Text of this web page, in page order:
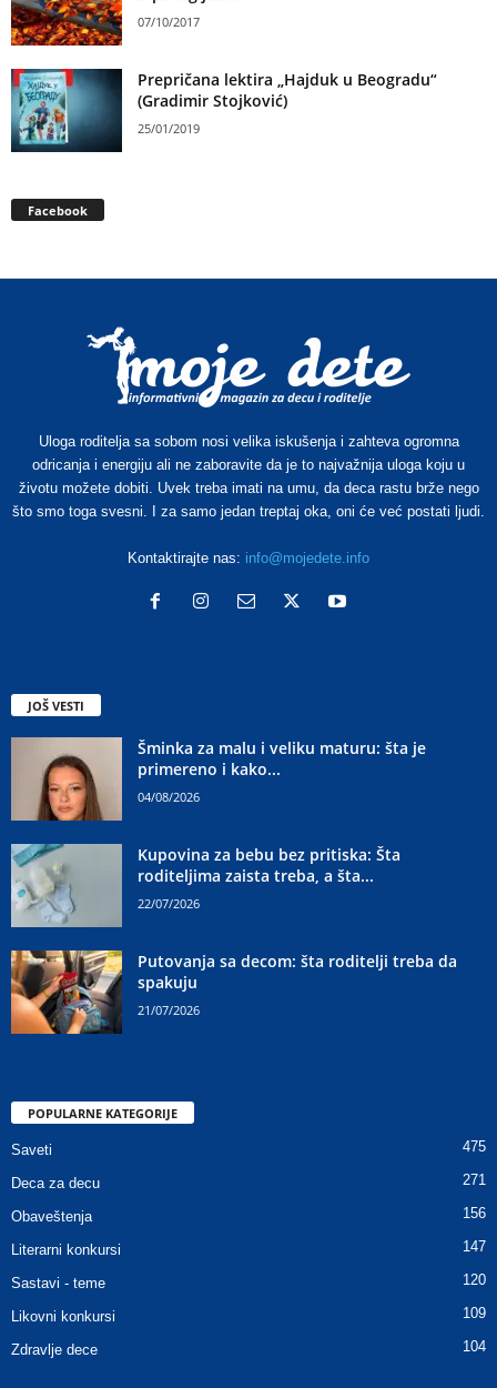
07/10/2017
Prepričana lektira „Hajduk u Beogradu“
(Gradimir Stojković)
25/01/2019
Facebook
Uloga roditelja sa sobom nosi velika iskušenja i zahteva ogromna
odricanja i energiju ali ne zaboravite da je to najvažnija uloga koju u
životu možete dobiti. Uvek treba imati na umu, da deca rastu brže nego
što smo toga svesni. I za samo jedan treptaj oka, oni će već postati ljudi.
Kontaktirajte nas: info@mojedete.info
JOŠ VESTI
Šminka za malu i veliku maturu: šta je
primereno i kako...
04/08/2026
Kupovina za bebu bez pritiska: Šta
roditeljima zaista treba, a šta...
22/07/2026
Putovanja sa decom: šta roditelji treba da
spakuju
21/07/2026
POPULARNE KATEGORIJE
Saveti 475
Deca za decu 271
Obaveštenja 156
Literarni konkursi 147
Sastavi - teme 120
Likovni konkursi 109
Zdravlje dece 104